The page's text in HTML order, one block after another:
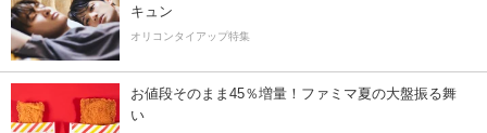
キュン
オリコンタイアップ特集
お値段そのまま45％増量！ファミマ夏の大盤振る舞
い